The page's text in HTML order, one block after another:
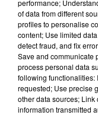
Balance
performance;
of data from different
profiles to personalise
content; Use limited
detect fraud, and fix
Save and communicate
process personal data
following functionalities:
requested; Use precise
other data sources;
information transmitted